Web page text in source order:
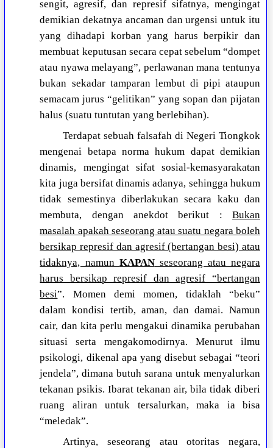
sengit, agresif, dan represif sifatnya, mengingat
demikian dekatnya ancaman dan urgensi untuk itu
yang dihadapi korban yang harus berpikir dan
membuat keputusan secara cepat sebelum “dompet
atau nyawa melayang”, perlawanan mana tentunya
bukan sekadar tamparan lembut di pipi ataupun
semacam jurus “gelitikan” yang sopan dan pijatan
halus (suatu tuntutan yang berlebihan).
Terdapat sebuah falsafah di Negeri Tiongkok
mengenai betapa norma hukum dapat demikian
dinamis, mengingat sifat sosial-kemasyarakatan
kita juga bersifat dinamis adanya, sehingga hukum
tidak semestinya diberlakukan secara kaku dan
membuta, dengan anekdot berikut : Bukan
masalah apakah seseorang atau suatu negara boleh
bersikap represif dan agresif (bertangan besi) atau
tidaknya, namun KAPANseseorang atau negara
harus bersikap represif dan agresif “bertangan
besi”. Momen demi momen, tidaklah “beku”
dalam kondisi tertib, aman, dan damai. Namun
cair, dan kita perlu mengakui dinamika perubahan
situasi serta mengakomodirnya. Menurut ilmu
psikologi, dikenal apa yang disebut sebagai “teori
jendela”, dimana butuh sarana untuk menyalurkan
tekanan psikis. Ibarat tekanan air, bila tidak diberi
ruang aliran untuk tersalurkan, maka ia bisa
“meledak”.
Artinya, seseorang atau otoritas negara,